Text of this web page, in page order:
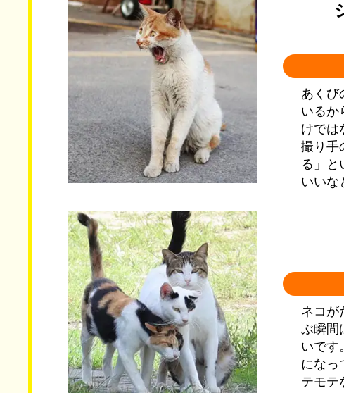
あくび
いるか
けでは
撮り手
る」と
いいな
ネコが
ぶ瞬間
いです
になっ
テモテ